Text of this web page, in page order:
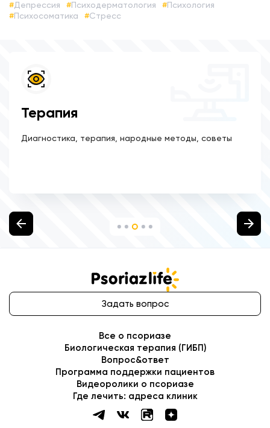
Депрессия
Психодерматология
Психология
Психосоматика
Стресс
Терапия
Диагностика, терапия, народные методы, советы
Задать вопрос
Все о псориазе
Биологическая терапия (ГИБП)
Вопрос&ответ
Программа поддержки пациентов
Видеоролики о псориазе
Где лечить: адреса клиник